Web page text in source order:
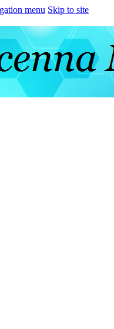
menu Skip to site